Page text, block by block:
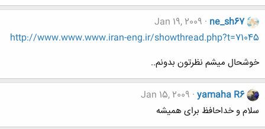
ne_sh67
Jan 19, 2009
http://www.www.www.iran-eng.ir/showthread.php?t=71045
خوشحال میشم نظرتون بدونم..
yamaha R6
Jan 15, 2009
سلام و خداحافظ برای همیشه